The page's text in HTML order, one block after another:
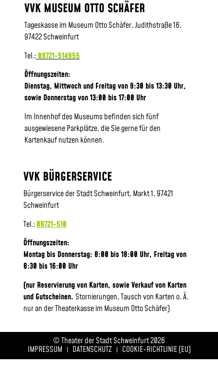
VVK MUSEUM OTTO SCHÄFER
Tageskasse im Museum Otto Schäfer, Judithstraße 16,
97422 Schweinfurt
Tel.: 09721-514955
Öffnungszeiten:
Dienstag, Mittwoch und Freitag von 9:30 bis 13:30 Uhr,
sowie Donnerstag von 13:00 bis 17:00 Uhr
Im Innenhof des Museums befinden sich fünf
ausgewiesene Parkplätze, die Sie gerne für den
Kartenkauf nutzen können.
VVK BÜRGERSERVICE
Bürgerservice der Stadt Schweinfurt, Markt 1, 97421
Schweinfurt
Tel.: 09721-510
Öffnungszeiten:
Montag bis Donnerstag: 8:00 bis 18:00 Uhr, Freitag von
8:30 bis 16:00 Uhr
(nur Reservierung von Karten, sowie Verkauf von Karten
und Gutscheinen. Stornierungen, Tausch von Karten o. Ä.
nur an der Theaterkasse im Museum Otto Schäfer)
© Theater der Stadt Schweinfurt 2026
IMPRESSUM
DATENSCHUTZ COOKIE-RICHTLINIE (EU)